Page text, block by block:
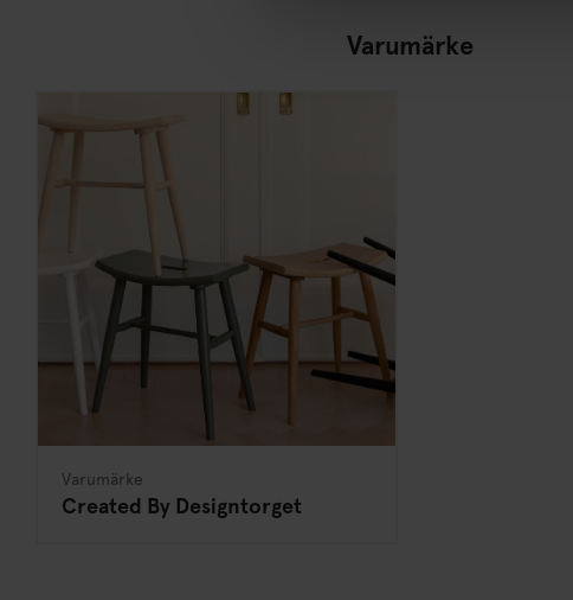
Varumärke
Varumärke
Created By Designtorget